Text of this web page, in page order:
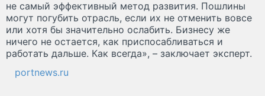
не самый эффективный метод развития. Пошлины
могут погубить отрасль, если их не отменить вовсе
или хотя бы значительно ослабить. Бизнесу же
ничего не остается, как приспосабливаться и
работать дальше. Как всегда», – заключает эксперт.
portnews.ru